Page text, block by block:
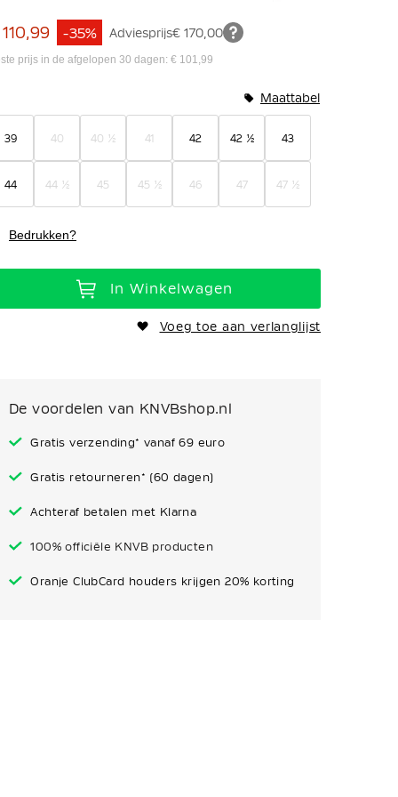
Adviesprijs€ 170,00
-35%
prijs in de afgelopen 30 dagen: € 101,99
39 40 40 ½ 41 42 42 ½ 43
44 44 ½ 45 45 ½ 46 47 47 ½
Maattabel
Bedrukken?
In Winkelwagen
Voeg toe aan verlanglijst
De voordelen van KNVBshop.nl
Gratis verzending* vanaf 69 euro
Gratis retourneren* (60 dagen)
Achteraf betalen met Klarna
100% officiële KNVB producten
Oranje ClubCard houders krijgen 20% korting